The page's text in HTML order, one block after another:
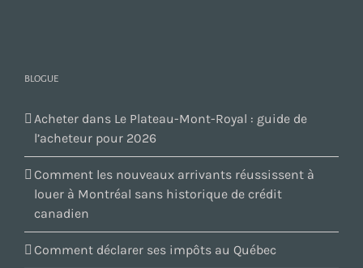
BLOGUE
Acheter dans Le Plateau-Mont-Royal : guide de
l’acheteur pour 2026
Comment les nouveaux arrivants réussissent à
louer à Montréal sans historique de crédit
canadien
Comment déclarer ses impôts au Québec